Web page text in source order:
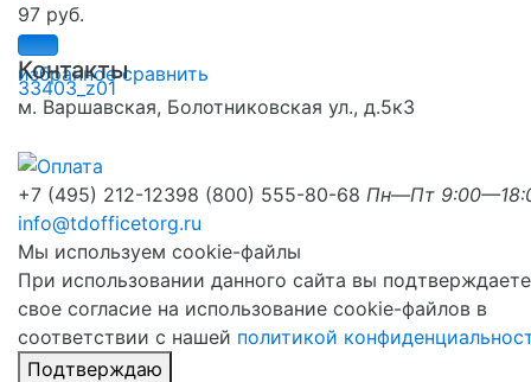
избранное сравнить
97 руб.
Контакты
м. Варшавская, Болотниковская ул., д.5к3
+7 (495) 212-12398 (800) 555-80-68 Пн—Пт
info@tdofficetorg.ru
Мы используем cookie-файлы
При использовании данного сайта вы подтверждаете
свое согласие на использование cookie-файлов в
соответствии с нашей политикой
Подтверждаю